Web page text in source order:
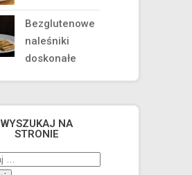
Bezglutenowe
naleśniki
doskonałe
WYSZUKAJ NA
STRONIE